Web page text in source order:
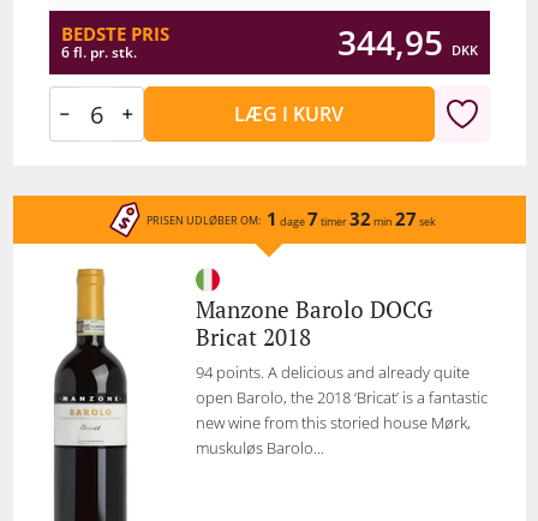
BEDSTE PRIS
6 fl. pr. stk. 344,95 DKK
LÆG I KURV
PRISEN UDLØBER OM: 1 dage7 timer32 min 27 sek
Manzone Barolo DOCG
Bricat 2018
94 points. A delicious and already quite
open Barolo, the 2018 ‘Bricat’ is a fantastic
new wine from this storied house Mørk,
muskuløs Barolo...